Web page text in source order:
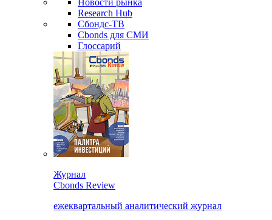
Research Hub
Сбондс-ТВ
Cbonds для СМИ
Глоссарий
Журнал
Cbonds Review
ежеквартальный аналитический журнал